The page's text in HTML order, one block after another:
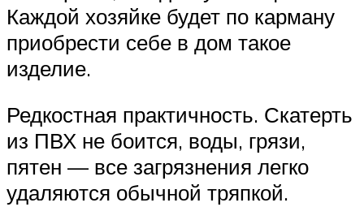
Каждой хозяйке будет по карману
приобрести себе в дом такое
изделие.
Редкостная практичность. Скатерть
из ПВХ не боится, воды, грязи,
пятен — все загрязнения легко
удаляются обычной тряпкой.